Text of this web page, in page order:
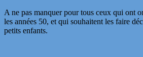
A ne pas manquer pour tous ceux qui ont
les années 50, et qui souhaitent les faire
petits enfants.